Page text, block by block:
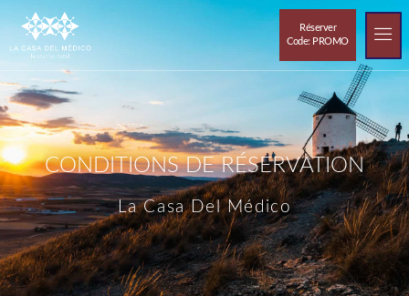
Réserver
Code: PROMO
CONDITIONS DE RÉSERVATION
La Casa Del Médico